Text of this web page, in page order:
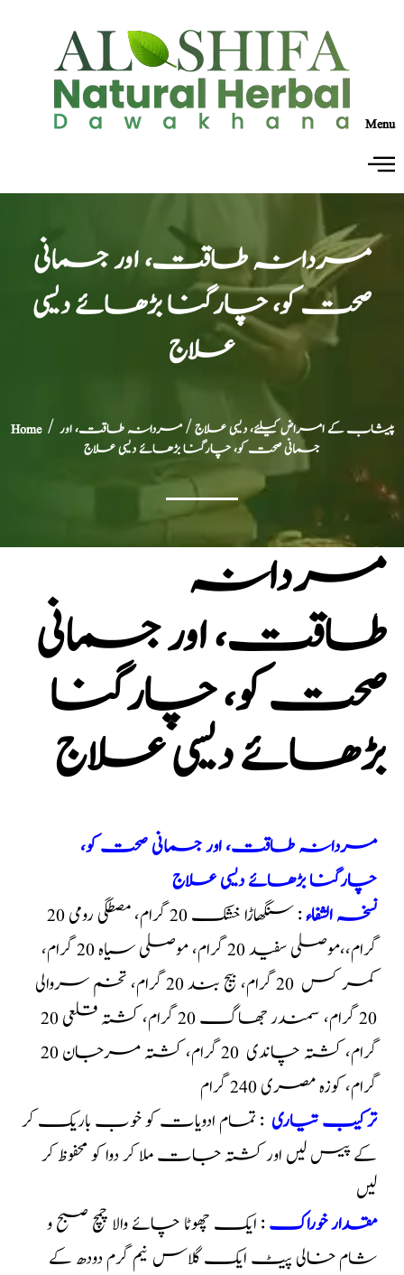
Menu
مردانہ طاقت، اور جسمانی
صحت کو، چارگنا بڑھائے دیسی
علاج
Home/ پیشاب کے امراض کیلئے، دیسی علاج/ مردانہ طاقت، اور
جسمانی صحت کو، چارگنا بڑھائے دیسی علاج
مردانہ
طاقت، اور جسمانی
صحت کو، چارگنا
بڑھائے دیسی علاج
مردانہ طاقت، اور جسمانی صحت کو،
چارگنا بڑھائے دیسی علاج
نسخہ الشفاء
: سنگھاڑا خشک 20 گرام، مصطگی رومی 20
گرام،،موصلی سفید 20 گرام، موصلی سیاہ 20 گرام،
کمر کس 20 گرام، بیج بند 20 گرام، تخم سروالی
20 گرام، سمندر جھاگ 20 گرام، کشتہ قلعی 20
گرام، کشتہ چاندی 20 گرام، کشتہ مرجان 20
گرام، کوزہ مصری 240 گرام
ترکیب تیاری : تمام ادویات کو خوب باریک کر
کے پیس لیں اور کشتہ جات ملا کر دوا کو محفوظ کر
لیں
مقدار خوراک: ایک چھوٹا چائے والا چمچ صبح و
شام خالی پیٹ ایک گلاس نیم گرم دودھ کے